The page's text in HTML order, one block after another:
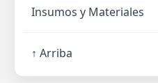
Insumos y Materiales
↑ Arriba